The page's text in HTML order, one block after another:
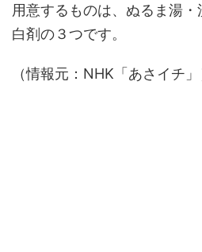
用意するものは、ぬるま湯
白剤の３つです。
（情報元：NHK「あさイチ」